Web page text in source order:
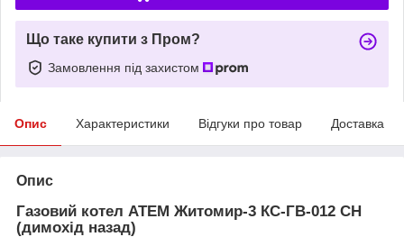
Що таке купити з Пром?
Замовлення під захистом
Опис Характеристики Відгуки про товар Доставка
Опис
Газовий котел АТЕМ Житомир-3 КС-ГВ-012 СН
(димохід назад)